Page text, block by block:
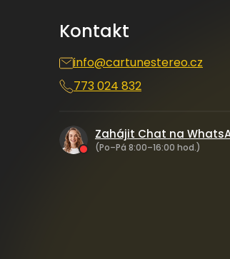
Kontakt
info@cartunestereo.cz
773 024 832
Zahájit Chat na
(Po–Pá 8:00–16:00 hod.)